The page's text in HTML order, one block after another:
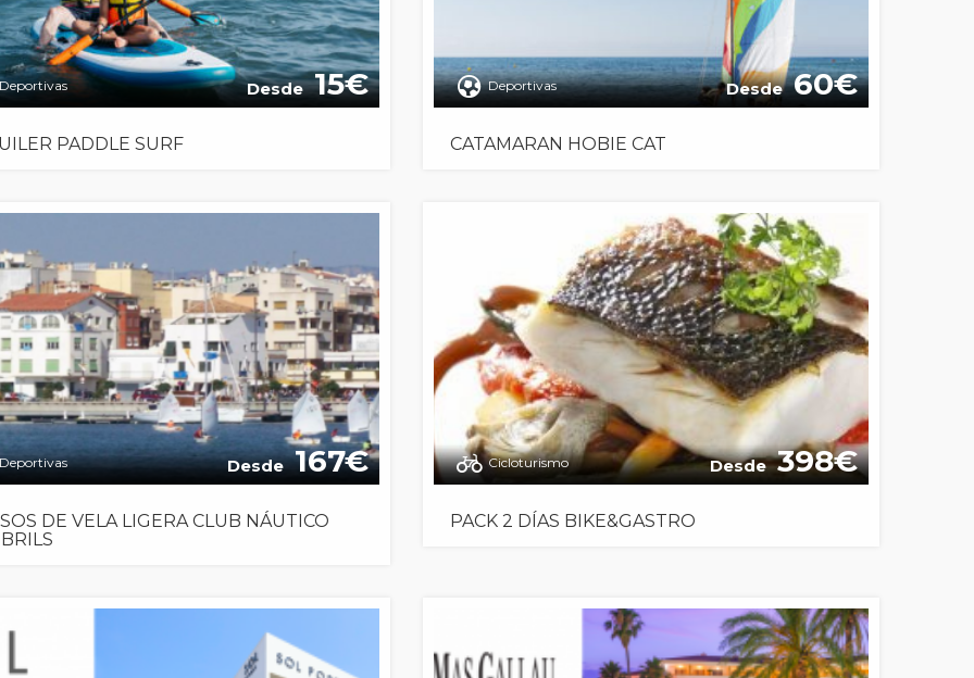
Deportivas Desde 15
PADDLE SURF
Deportivas Desde 60
CATAMARAN HOBIE CAT
Deportivas Desde 167
DE VELA LIGERA CLUB NÁUTICO
Cicloturismo Desde 398
PACK 2 DÍAS BIKE&GASTRO